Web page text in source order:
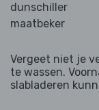
dunschiller
maatbeker
Vergeet niet je
te wassen.
slabladeren